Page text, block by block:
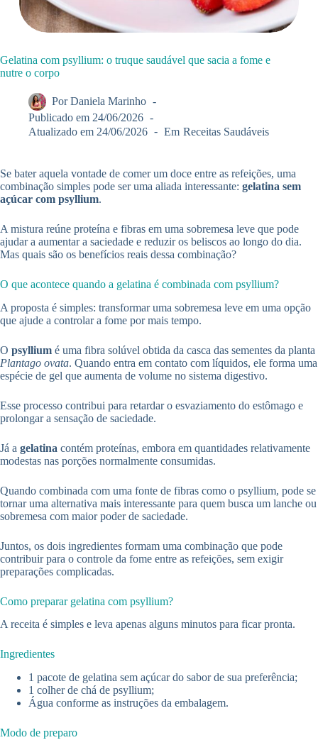
Gelatina com psyllium: o truque saudável que sacia a fome e
nutre o corpo
Por Daniela Marinho
Publicado em 24/06/2026
Atualizado em 24/06/2026 Em Receitas Saudáveis
Se bater aquela vontade de comer um doce entre as refeições, uma
combinação simples pode ser uma aliada interessante: gelatina sem
açúcar com psyllium.
A mistura reúne proteína e fibras em uma sobremesa leve que pode
ajudar a aumentar a saciedade e reduzir os beliscos ao longo do dia.
Mas quais são os benefícios reais dessa combinação?
O que acontece quando a gelatina é combinada com psyllium?
A proposta é simples: transformar uma sobremesa leve em uma opção
que ajude a controlar a fome por mais tempo.
O psyllium é uma fibra solúvel obtida da casca das sementes da planta
Plantago ovata. Quando entra em contato com líquidos, ele forma uma
espécie de gel que aumenta de volume no sistema digestivo.
Esse processo contribui para retardar o esvaziamento do estômago e
prolongar a sensação de saciedade.
Já a gelatina contém proteínas, embora em quantidades relativamente
modestas nas porções normalmente consumidas.
Quando combinada com uma fonte de fibras como o psyllium, pode se
tornar uma alternativa mais interessante para quem busca um lanche ou
sobremesa com maior poder de saciedade.
Juntos, os dois ingredientes formam uma combinação que pode
contribuir para o controle da fome entre as refeições, sem exigir
preparações complicadas.
Como preparar gelatina com psyllium?
A receita é simples e leva apenas alguns minutos para ficar pronta.
Ingredientes
1 pacote de gelatina sem açúcar do sabor de sua preferência;
1 colher de chá de psyllium;
Água conforme as instruções da embalagem.
Modo de preparo